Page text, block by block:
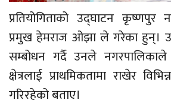
प्रतियोगिताको उद्घाटन कृष्णपुर
प्रमुखहेमराज ओझाले गरेका हुन्।
सम्बोधन गर्दै उनले
क्षेत्रलाई प्राथमिकतामा राखेर
गरिरहेको बताए।